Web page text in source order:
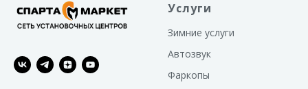
помехозащищенным
Услуги
Зимние услуги
Автозвук
Фаркопы